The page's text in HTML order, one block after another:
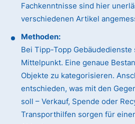
Fachkenntnisse sind hier
verschiedenen Artikel
Methoden:
Bei Tipp-Topp Gebäudedienste
Mittelpunkt. Eine genaue
Objekte zu kategorisieren.
entschieden, was mit den
soll – Verkauf, Spende oder
Transporthilfen sorgen für